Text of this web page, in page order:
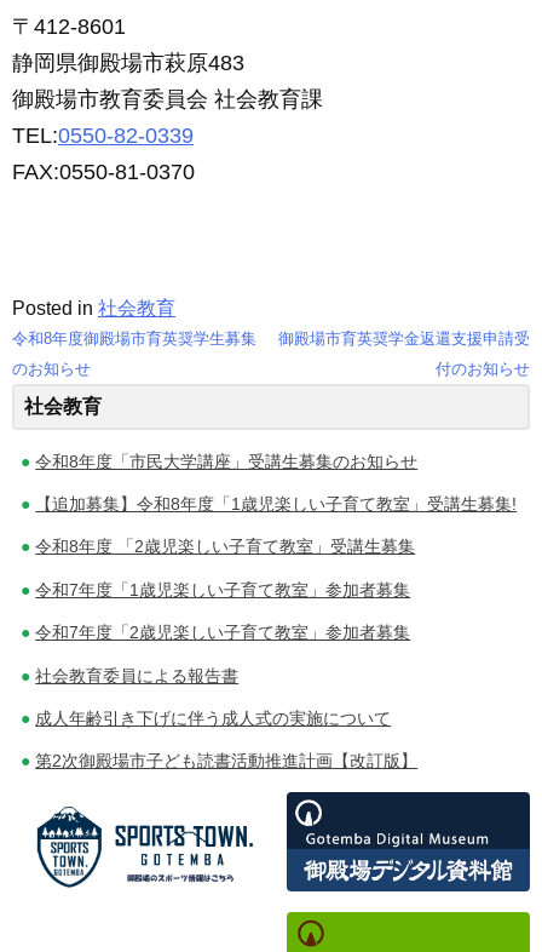
〒412-8601
静岡県御殿場市萩原483
御殿場市教育委員会 社会教育課
TEL:0550-82-0339
FAX:0550-81-0370
Posted in 社会教育
投
稿
ナ
ビ
ゲ
ー
シ
ョ
令和8年度御殿場市育英奨学生募集
のお知らせ
御殿場市育英奨学金返還支援申請受
付のお知らせ
社会教育
令和8年度「市民大学講座」受講生募集のお知らせ
【追加募集】令和8年度「1歳児楽しい子育て教室」受講生募集!
令和8年度 「2歳児楽しい子育て教室」受講生募集
令和7年度「1歳児楽しい子育て教室」参加者募集
令和7年度「2歳児楽しい子育て教室」参加者募集
社会教育委員による報告書
成人年齢引き下げに伴う成人式の実施について
第2次御殿場市子ども読書活動推進計画【改訂版】